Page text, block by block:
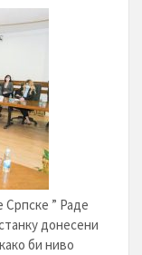
” Раде
донесени
би ниво